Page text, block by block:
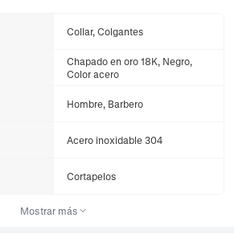
Collar, Colgantes
Chapado en oro 18K, Negro,
Color acero
Hombre, Barbero
Acero inoxidable 304
Cortapelos
Mostrar más